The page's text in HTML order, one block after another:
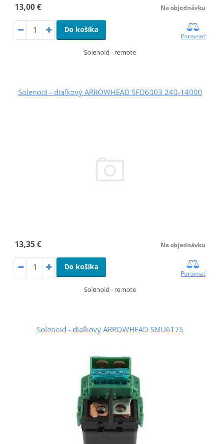
13,00 € Na objednávku
Do košíka
Porovnať
Solenoid - remote
Solenoid - diaľkový ARROWHEAD SFD6003 240-14000
13,35 € Na objednávku
Do košíka
Porovnať
Solenoid - remote
Solenoid - diaľkový ARROWHEAD SMU6176